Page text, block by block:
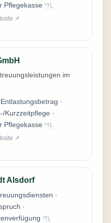
Pflegekasse *TL
↗
im
·
Kurzzeitpflege ·
Pflegekasse *TL
↗
Alsdorf
·
·
*TL